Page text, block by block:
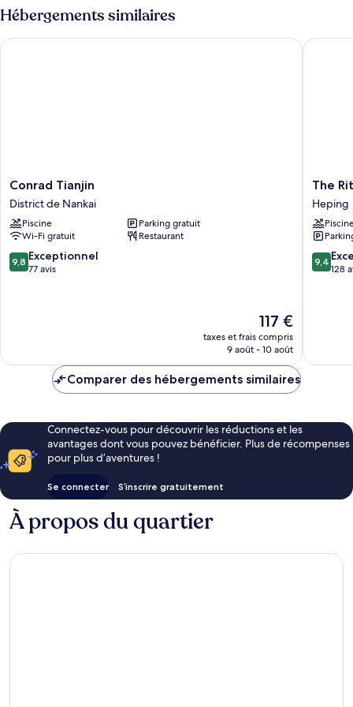
(Themed)
type
de
Chambre
Hébergements similaires
Conrad
Tianjin
District
de
Nankai
Conrad Tianjin
District de Nankai
Piscine
Parking gratuit
Wi-Fi gratuit
Restaurant
9.8
sur
9,8 Exceptionnel
77 avis
Le
nouveau
prix
de
117 €
taxes et frais compris
9 août - 10 août
Conrad Tianjin
The
Ritz-
Carlton,
Tianjin
Heping
The
Heping
9.4
sur
9,4
128
The
Comparer des hébergements similaires
Connectez-vous pour découvrir les réductions et les
avantages dont vous pouvez bénéficier. Plus de récompenses
pour plus d’aventures !
Se connecter S’inscrire gratuitement
À propos du quartier